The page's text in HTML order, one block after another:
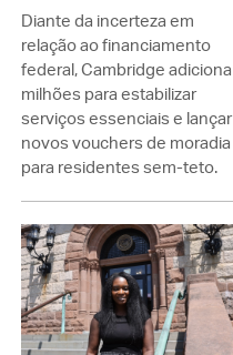
Diante da incerteza em
relação ao financiamento
federal, Cambridge adiciona
milhões para estabilizar
serviços essenciais e lançar
novos vouchers de moradia
para residentes sem-teto.